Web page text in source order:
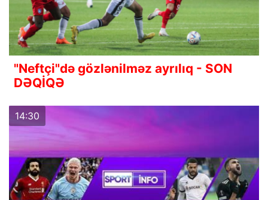
"Neftçi"də gözlənilməz ayrılıq - SON
DƏQİQƏ
14:30